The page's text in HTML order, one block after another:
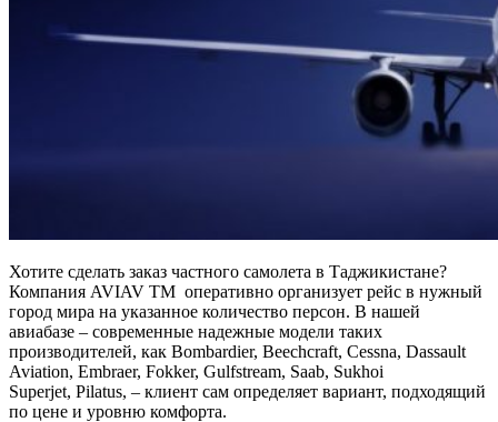
Хотите сделать заказ частного самолета в Таджикистане?
Компания AVIAV TM оперативно организует рейс в нужный
город мира на указанное количество персон. В нашей
авиабазе – современные надежные модели таких
производителей, как Bombardier, Beechcraft, Cessna, Dassault
Aviation, Embraer, Fokker, Gulfstream, Saab, Sukhoi
Superjet, Pilatus, – клиент сам определяет вариант, подходящий
по цене и уровню комфорта.